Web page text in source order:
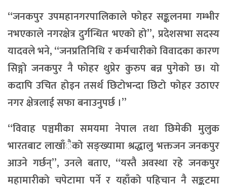
“जनकपुर उपमहानगरपालिकाले फोहर सङ्कलनमा गम्भीर
नभएकाले नगरक्षेत्र दुर्गन्धित भएको हो”, प्रदेशसभा सदस्य
यादवले भने, “जनप्रतिनिधि र कर्मचारीको विवादका कारण
सिङ्गो जनकपुर नै फोहर थुप्रेर कुरुप बन्न पुगेको छ। यो
कदापि उचित होइन तसर्थ छिटोभन्दा छिटो फोहर उठाएर
नगर क्षेत्रलाई सफा बनाउनुपर्छ ।”
“विवाह पञ्चमीका समयमा नेपाल तथा छिमेकी मुलुक
भारतबाट लाखाँैको सङ्ख्यामा श्रद्धालु भक्तजन जनकपुर
आउने गर्छन्”, उनले बताए, “यस्तै अवस्था रहे जनकपुर
महामारीको चपेटामा पर्ने र यहाँको पहिचान नै सङ्कटमा